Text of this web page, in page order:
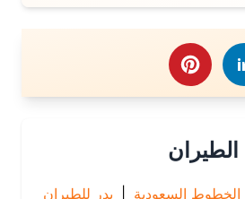
السعودية | بدر للطيران